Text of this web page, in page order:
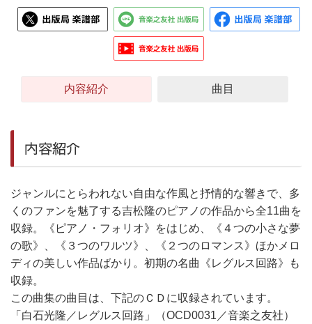
内容紹介 曲目
内容紹介
ジャンルにとらわれない自由な作風と抒情的な響きで、多
くのファンを魅了する吉松隆のピアノの作品から全11曲を
収録。《ピアノ・フォリオ》をはじめ、《４つの小さな夢
の歌》、《３つのワルツ》、《２つのロマンス》ほかメロ
ディの美しい作品ばかり。初期の名曲《レグルス回路》も
収録。
この曲集の曲目は、下記のＣＤに収録されています。
「白石光隆／レグルス回路」（OCD0031／音楽之友社）